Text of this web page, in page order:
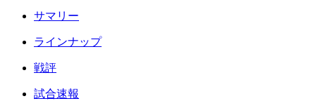
サマリー
ラインナップ
戦評
試合速報